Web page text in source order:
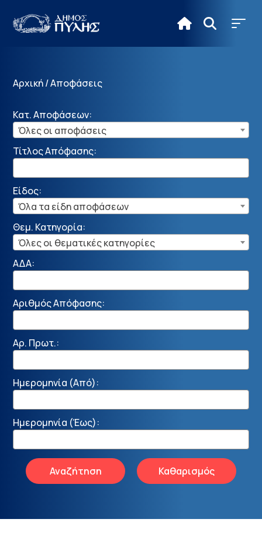
Αρχική/Αποφάσεις
Κατ. Αποφάσεων:
Όλες οι αποφάσεις
Τίτλος Απόφασης:
Είδος:
Όλα τα είδη αποφάσεων
Θεμ. Κατηγορία:
Όλες οι θεματικές κατηγορίες
ΑΔΑ:
Αριθμός Απόφασης:
Αρ. Πρωτ.:
Ημερομηνία (Από):
Ημερομηνία (Έως):
Αναζήτηση Καθαρισμός